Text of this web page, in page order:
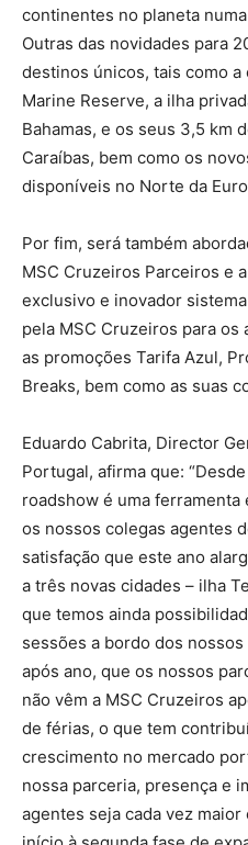
continentes no planeta
Outras das novidades para
destinos únicos, tais como a
Marine Reserve, a ilha
Bahamas, e os seus 3,5 km
Caraíbas, bem como os
disponíveis no Norte da
Por fim, será também
MSC Cruzeiros Parceiros e
exclusivo e inovador
pela MSC Cruzeiros para os
as promoções Tarifa Azul,
Breaks, bem como as suas
Eduardo Cabrita, Director
Portugal, afirma que:
roadshow é uma
os nossos colegas agentes
satisfação que este ano
a três novas cidades – ilha
que temos ainda
sessões a bordo dos
após ano, que os nossos
não vêm a MSC Cruzeiros
de férias, o que tem
crescimento no mercado
nossa parceria, presença e
agentes seja cada vez